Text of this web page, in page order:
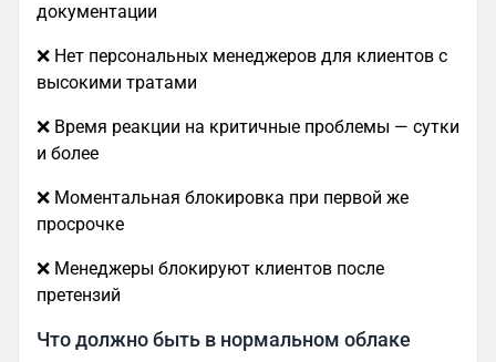
документации
❌ Нет персональных менеджеров для клиентов с
высокими тратами
❌ Время реакции на критичные проблемы — сутки
и более
❌ Моментальная блокировка при первой же
просрочке
❌ Менеджеры блокируют клиентов после
претензий
Что должно быть в нормальном облаке